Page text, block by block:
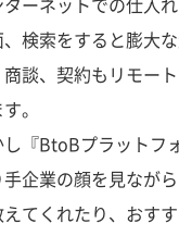
、検索をすると膨大
商談、契約もリモー
。
し『BtoBプラットフ
手企業の顔を見なが
てくれたり、おす